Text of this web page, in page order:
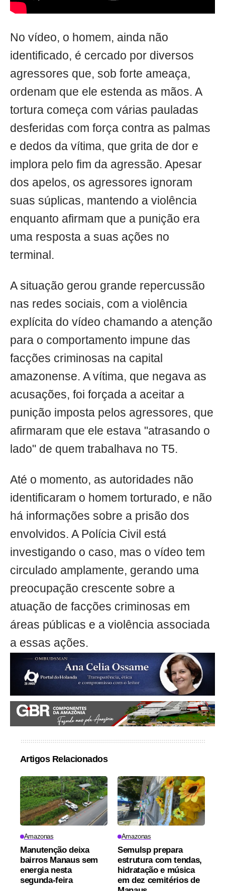
No vídeo, o homem, ainda não
identificado, é cercado por diversos
agressores que, sob forte ameaça,
ordenam que ele estenda as mãos. A
tortura começa com várias pauladas
desferidas com força contra as palmas
e dedos da vítima, que grita de dor e
implora pelo fim da agressão. Apesar
dos apelos, os agressores ignoram
suas súplicas, mantendo a violência
enquanto afirmam que a punição era
uma resposta a suas ações no
terminal.
A situação gerou grande repercussão
nas redes sociais, com a violência
explícita do vídeo chamando a atenção
para o comportamento impune das
facções criminosas na capital
amazonense. A vítima, que negava as
acusações, foi forçada a aceitar a
punição imposta pelos agressores, que
afirmaram que ele estava "atrasando o
lado" de quem trabalhava no T5.
Até o momento, as autoridades não
identificaram o homem torturado, e não
há informações sobre a prisão dos
envolvidos. A Polícia Civil está
investigando o caso, mas o vídeo tem
circulado amplamente, gerando uma
preocupação crescente sobre a
atuação de facções criminosas em
áreas públicas e a violência associada
a essas ações.
Artigos Relacionados
Amazonas
Manutenção deixa
bairros Manaus sem
energia nesta
segunda-feira
Amazonas
Semulsp prepara
estrutura com tendas,
hidratação e música
em dez cemitérios de